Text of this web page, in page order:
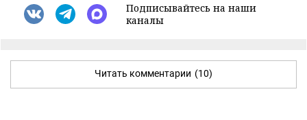
Подписывайтесь на наши
каналы
Читать комментарии (10)